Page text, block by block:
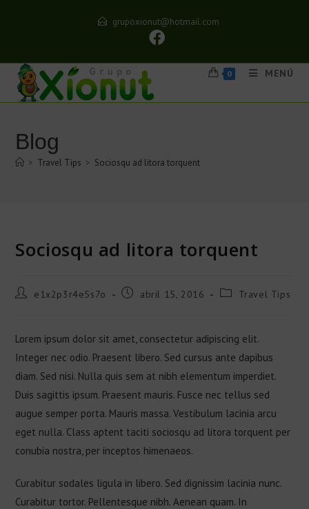
grupoxionut@hotmail.com
0 MENÚ
Blog
> Travel Tips > Sociosqu ad litora torquent
Sociosqu ad litora torquent
e1x2p3r4e5s7o abril 15, 2016 Travel Tips
Lorem ipsum dolor sit amet, consectetur adipiscing elit.
Integer nec odio. Praesent libero. Sed cursus ante dapibus
diam. Sed nisi. Nulla quis sem at nibh elementum imperdiet.
Duis sagittis ipsum. Praesent mauris. Fusce nec tellus sed
augue semper porta. Mauris massa. Vestibulum lacinia arcu
eget nulla. Class aptent taciti sociosqu ad litora torquent per
conubia nostra, per inceptos himenaeos.
Curabitur sodales ligula in libero. Sed dignissim lacinia nunc.
Curabitur tortor. Pellentesque nibh. Aenean quam. In